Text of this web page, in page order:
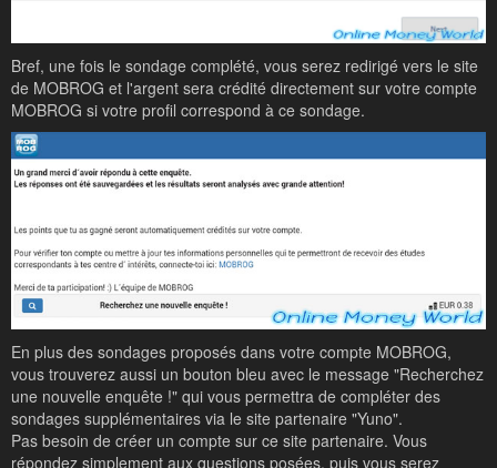
Bref, une fois le sondage complété, vous serez redirigé vers le site
de MOBROG et l'argent sera crédité directement sur votre compte
MOBROG si votre profil correspond à ce sondage.
En plus des sondages proposés dans votre compte MOBROG,
vous trouverez aussi un bouton bleu avec le message "Recherchez
une nouvelle enquête !" qui vous permettra de compléter des
sondages supplémentaires via le site partenaire "Yuno".
Pas besoin de créer un compte sur ce site partenaire. Vous
répondez simplement aux questions posées, puis vous serez